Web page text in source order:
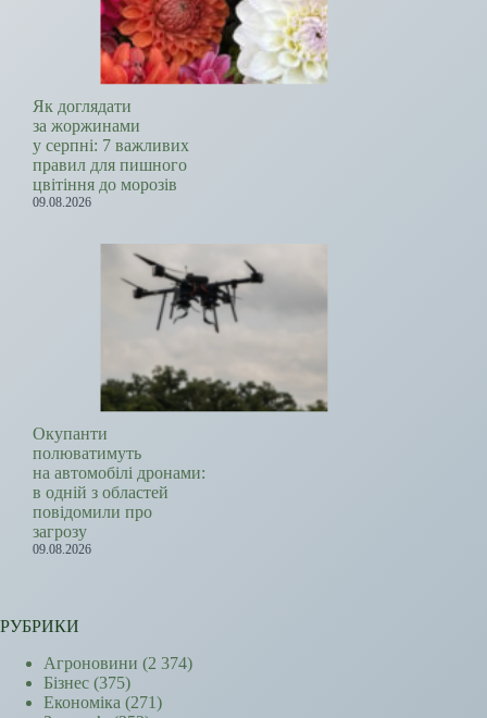
Як доглядати
за жоржинами
у серпні: 7 важливих
правил для пишного
цвітіння до морозів
09.08.2026
Окупанти
полюватимуть
на автомобілі дронами:
в одній з областей
повідомили про
загрозу
09.08.2026
РУБРИКИ
Агроновини (2 374)
Бізнес (375)
Економіка (271)